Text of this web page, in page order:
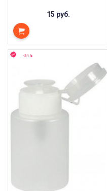
15 руб.
-31%